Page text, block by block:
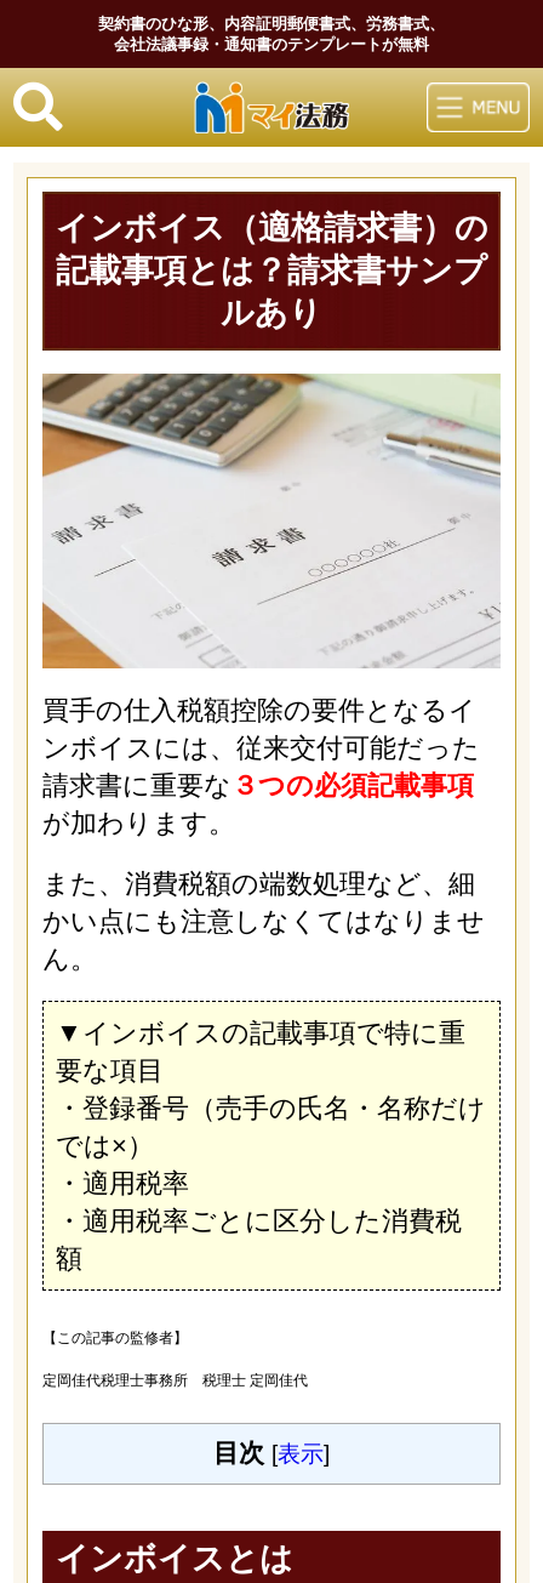
契約書のひな形、内容証明郵便書式、労務書式、
会社法議事録・通知書のテンプレートが無料
マイ法務
インボイス（適格請求書）の
記載事項とは？請求書サンプ
ルあり
買手の仕入税額控除の要件となるイ
ンボイスには、従来交付可能だった
請求書に重要な ３つの必須記載事項
が加わります。
また、消費税額の端数処理など、細
かい点にも注意しなくてはなりませ
ん。
▼インボイスの記載事項で特に重
要な項目
・登録番号（売手の氏名・名称だけ
では×）
・適用税率
・適用税率ごとに区分した消費税
額
【この記事の監修者】
定岡佳代税理士事務所 税理士 定岡佳代
目次 [表示]
インボイスとは